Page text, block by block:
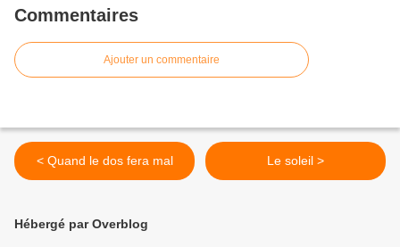
Commentaires
Ajouter un commentaire
< Quand le dos fera mal Le soleil >
Hébergé par Overblog